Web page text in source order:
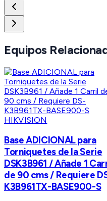
Equipos
HIKVISION
Base ADICIONAL para
Torniquetes de la Serie
DSK3B961 / Añade 1
de 90 cms / Requiere
K3B961TX-BASE900-S